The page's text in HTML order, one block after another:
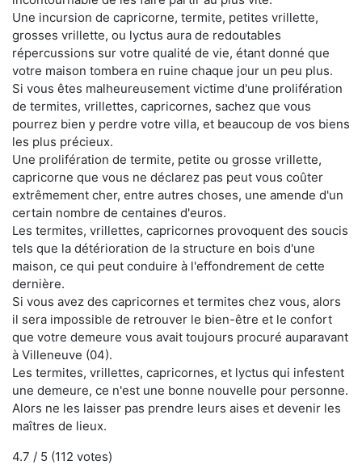
Une incursion de capricorne, termite, petites vrillette,
grosses vrillette, ou lyctus aura de redoutables
répercussions sur votre qualité de vie, étant donné que
votre maison tombera en ruine chaque jour un peu plus.
Si vous êtes malheureusement victime d'une prolifération
de termites, vrillettes, capricornes, sachez que vous
pourrez bien y perdre votre villa, et beaucoup de vos biens
les plus précieux.
Une prolifération de termite, petite ou grosse vrillette,
capricorne que vous ne déclarez pas peut vous coûter
extrêmement cher, entre autres choses, une amende d'un
certain nombre de centaines d'euros.
Les termites, vrillettes, capricornes provoquent des soucis
tels que la détérioration de la structure en bois d'une
maison, ce qui peut conduire à l'effondrement de cette
dernière.
Si vous avez des capricornes et termites chez vous, alors
il sera impossible de retrouver le bien-être et le confort
que votre demeure vous avait toujours procuré auparavant
à Villeneuve (04).
Les termites, vrillettes, capricornes, et lyctus qui infestent
une demeure, ce n'est une bonne nouvelle pour personne.
Alors ne les laisser pas prendre leurs aises et devenir les
maîtres de lieux.
4.7 / 5 (112 votes)